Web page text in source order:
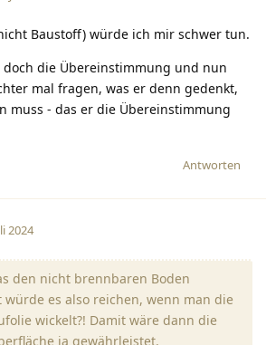
Baustoff) würde ich mir schwer tun.
die Übereinstimmung und nun
mal fragen, was er denn gedenkt,
muss - das er die Übereinstimmung
Antworten
2024
den nicht brennbaren Boden
es also reichen, wenn man die
wickelt?! Damit wäre dann die
ja gewährleistet.